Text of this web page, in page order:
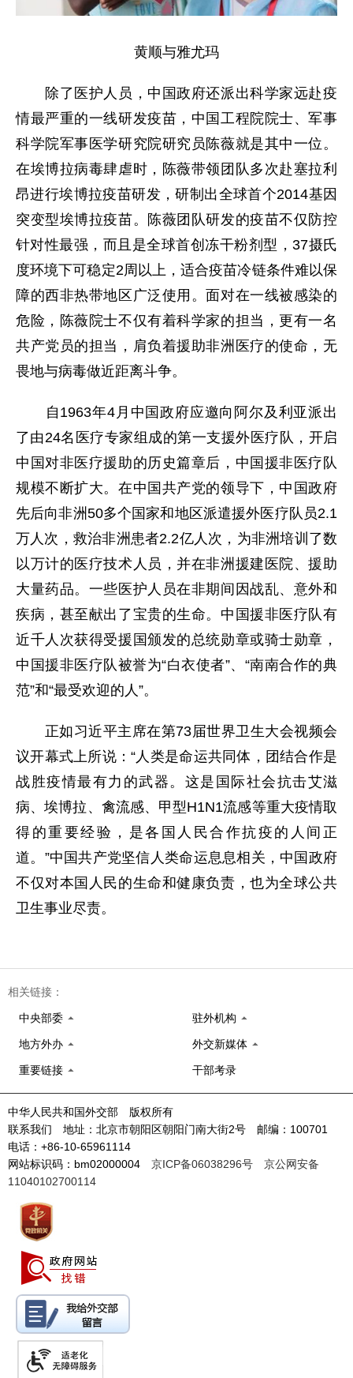
黄顺与雅尤玛
除了医护人员，中国政府还派出科学家远赴疫
情最严重的一线研发疫苗，中国工程院院士、军事
科学院军事医学研究院研究员陈薇就是其中一位。
在埃博拉病毒肆虐时，陈薇带领团队多次赴塞拉利
昂进行埃博拉疫苗研发，研制出全球首个2014基因
突变型埃博拉疫苗。陈薇团队研发的疫苗不仅防控
针对性最强，而且是全球首创冻干粉剂型，37摄氏
度环境下可稳定2周以上，适合疫苗冷链条件难以保
障的西非热带地区广泛使用。面对在一线被感染的
危险，陈薇院士不仅有着科学家的担当，更有一名
共产党员的担当，肩负着援助非洲医疗的使命，无
畏地与病毒做近距离斗争。
自1963年4月中国政府应邀向阿尔及利亚派出
了由24名医疗专家组成的第一支援外医疗队，开启
中国对非医疗援助的历史篇章后，中国援非医疗队
规模不断扩大。在中国共产党的领导下，中国政府
先后向非洲50多个国家和地区派遣援外医疗队员2.1
万人次，救治非洲患者2.2亿人次，为非洲培训了数
以万计的医疗技术人员，并在非洲援建医院、援助
大量药品。一些医护人员在非期间因战乱、意外和
疾病，甚至献出了宝贵的生命。中国援非医疗队有
近千人次获得受援国颁发的总统勋章或骑士勋章，
中国援非医疗队被誉为“白衣使者”、“南南合作的典
范”和“最受欢迎的人”。
正如习近平主席在第73届世界卫生大会视频会
议开幕式上所说：“人类是命运共同体，团结合作是
战胜疫情最有力的武器。这是国际社会抗击艾滋
病、埃博拉、禽流感、甲型H1N1流感等重大疫情取
得的重要经验，是各国人民合作抗疫的人间正
道。”中国共产党坚信人类命运息息相关，中国政府
不仅对本国人民的生命和健康负责，也为全球公共
卫生事业尽责。
相关链接：
中央部委 驻外机构
地方外办 外交新媒体
重要链接 干部考录
中华人民共和国外交部 版权所有
联系我们 地址：北京市朝阳区朝阳门南大街2号 邮编：100701
电话：+86-10-65961114
网站标识码：bm02000004 京ICP备06038296号
京公网安备
11040102700114